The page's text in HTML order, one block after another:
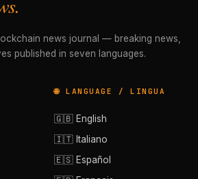
news journal — breaking news,
published in seven languages.
🌐 LANGUAGE / LINGUA
🇬🇧 English
🇮🇹 Italiano
🇪🇸 Español